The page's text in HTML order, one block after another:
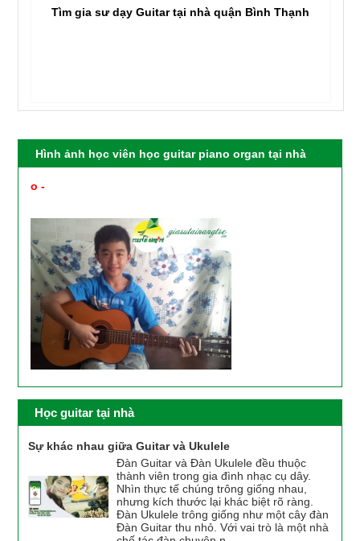
Tìm gia sư dạy Guitar tại nhà quận Bình Thạnh
Hình ảnh học viên học guitar piano organ tại nhà
o -
Học guitar tại nhà
Sự khác nhau giữa Guitar và Ukulele
Đàn Guitar và Đàn Ukulele đều thuộc
thành viên trong gia đình nhạc cụ dây.
Nhìn thực tế chúng trông giống nhau,
nhưng kích thước lại khác biệt rõ ràng.
Đàn Ukulele trông giống như một cây đàn
Đàn Guitar thu nhỏ. Với vai trò là một nhà